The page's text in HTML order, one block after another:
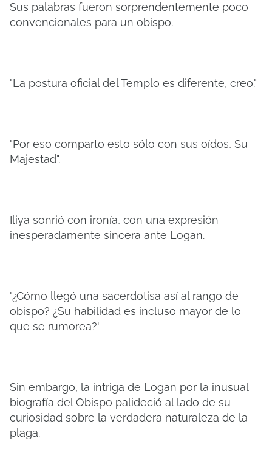
Sus palabras fueron sorprendentemente poco
convencionales para un obispo.
"La postura oficial del Templo es diferente, creo."
"Por eso comparto esto sólo con sus oídos, Su
Majestad".
Iliya sonrió con ironía, con una expresión
inesperadamente sincera ante Logan.
'¿Cómo llegó una sacerdotisa así al rango de
obispo? ¿Su habilidad es incluso mayor de lo
que se rumorea?'
Sin embargo, la intriga de Logan por la inusual
biografía del Obispo palideció al lado de su
curiosidad sobre la verdadera naturaleza de la
plaga.